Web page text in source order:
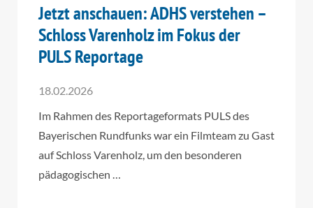
Jetzt anschauen: ADHS verstehen –
Schloss Varenholz im Fokus der
PULS Reportage
18.02.2026
Im Rahmen des Reportageformats PULS des
Bayerischen Rundfunks war ein Filmteam zu Gast
auf Schloss Varenholz, um den besonderen
pädagogischen …